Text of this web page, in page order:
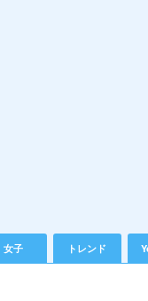
女子 トレンド